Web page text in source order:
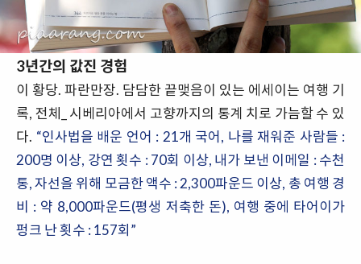
3년간의 값진 경험
이 황당. 파란만장. 담담한 끝맺음이 있는 에세이는 여행 기
록, 전체_ 시베리아에서 고향까지의 통계 치로 가늠할 수 있
다. “인사법을 배운 언어 : 21개 국어, 나를 재워준 사람들 :
200명 이상, 강연 횟수 : 70회 이상, 내가 보낸 이메일 : 수천
통, 자선을 위해 모금한 액수 : 2,300파운드 이상, 총 여행 경
비 : 약 8,000파운드(평생 저축한 돈), 여행 중에 타어이가
펑크 난 횟수 : 157회”